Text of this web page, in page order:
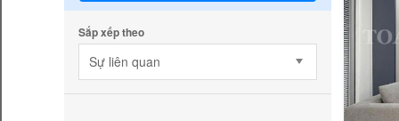
Sắp xếp theo
Sự liên quan